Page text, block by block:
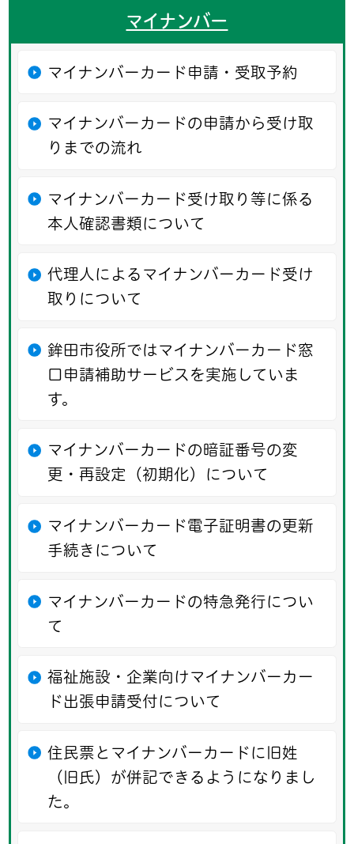
マイナンバー
マイナンバーカード申請・受取予約
マイナンバーカードの申請から受け取
りまでの流れ
マイナンバーカード受け取り等に係る
本人確認書類について
代理人によるマイナンバーカード受け
取りについて
鉾田市役所ではマイナンバーカード窓
口申請補助サービスを実施していま
す。
マイナンバーカードの暗証番号の変
更・再設定（初期化）について
マイナンバーカード電子証明書の更新
手続きについて
マイナンバーカードの特急発行につい
て
福祉施設・企業向けマイナンバーカー
ド出張申請受付について
住民票とマイナンバーカードに旧姓
（旧氏）が併記できるようになりまし
た。